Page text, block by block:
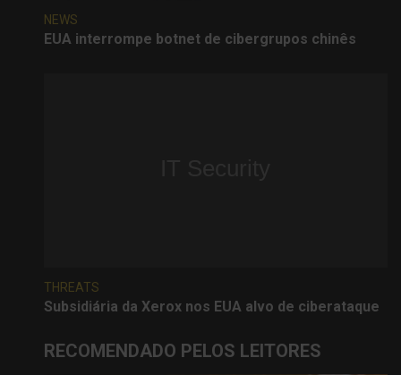
NEWS
EUA interrompe botnet de cibergrupos chinês
THREATS
Subsidiária da Xerox nos EUA alvo de ciberataque
RECOMENDADO PELOS LEITORES